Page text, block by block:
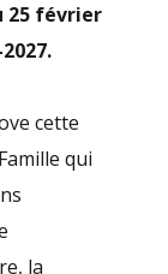
25 février
cette
qui
la